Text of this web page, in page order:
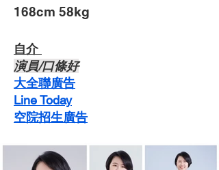
​168cm 58kg
自介 ​
​演員/口條好
​大全聯廣告
Line Today
空院招生廣告